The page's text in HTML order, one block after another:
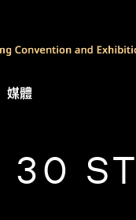
媒體
30